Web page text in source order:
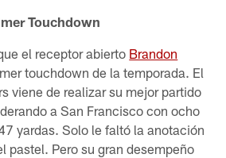
Touchdown
el receptor abierto Brandon
touchdown de la temporada. El
viene de realizar su mejor partido
a San Francisco con ocho
yardas. Solo le faltó la anotación
pastel. Pero su gran desempeño